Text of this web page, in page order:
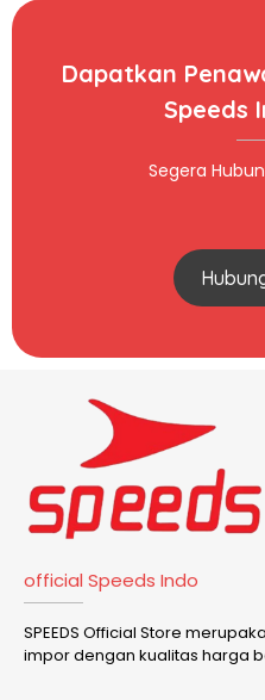
Dapatkan
Speeds
Segera
official Speeds Indo
SPEEDS Official Store
impor dengan kualitas harga